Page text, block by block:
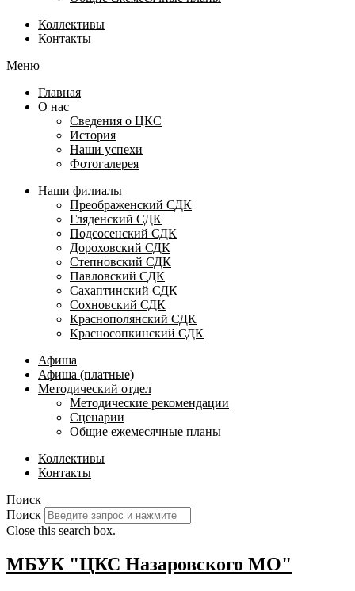
Коллективы
Контакты
Меню
Главная
О нас
Сведения о ЦКС
История
Наши успехи
Фотогалерея
Наши филиалы
Преображенский СДК
Гляденский СДК
Подсосенский СДК
Дороховский СДК
Степновский СДК
Павловский СДК
Сахаптинский СДК
Сохновский СДК
Краснополянский СДК
Красносопкинский СДК
Афиша
Афиша (платные)
Методический отдел
Методические рекомендации
Сценарии
Общие ежемесячные планы
Коллективы
Контакты
Поиск
Поиск
Close this search box.
МБУК "ЦКС Назаровского МО"